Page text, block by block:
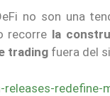
no son una
recorre la
trading fuera del
redefine-